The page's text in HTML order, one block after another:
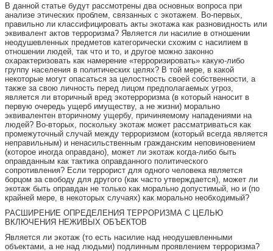
В данной статье будут рассмотрены два основных вопроса при
анализе этических проблем, связанных с экотажем. Во-первых,
правильно ли классифицировать акты экотажа как разновидность или
эквивалент актов терроризма? Является ли насилие в отношении
неодушевленных предметов категорически схожим с насилием в
отношении людей, так что и то, и другое можно законно
охарактеризовать как намерение «терроризировать» какую-либо
группу населения в политических целях? В той мере, в какой
некоторые могут опасаться за целостность своей собственности, а
также за свою личность перед лицом предполагаемых угроз,
является ли вторичный вред экотерроризма (в который наносит в
первую очередь ущерб имуществу, а не жизни) морально
эквивалентен вторичному ущербу, причиняемому нападениями на
людей? Во-вторых, поскольку экотаж может рассматриваться как
промежуточный случай между терроризмом (который всегда является
неправильным) и ненасильственным гражданским неповиновением
(которое иногда оправдано), может ли экотаж когда-либо быть
оправданным как тактика оправданного политического
сопротивления? Если террорист для одного человека является
борцом за свободу для другого (как часто утверждается), может ли
экотаж быть оправдан не только как морально допустимый, но и (по
крайней мере, в некоторых случаях) как морально необходимый?
РАСШИРЕНИЕ ОПРЕДЕЛЕНИЯ ТЕРРОРИЗМА С ЦЕЛЬЮ
ВКЛЮЧЕНИЯ НЕЖИВЫХ ОБЪЕКТОВ
Является ли экотаж (то есть насилие над неодушевленными
объектами, а не над людьми) подлинным проявлением терроризма?